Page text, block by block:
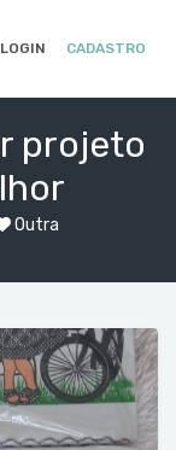
LOGIN CADASTRO
projeto
Outra